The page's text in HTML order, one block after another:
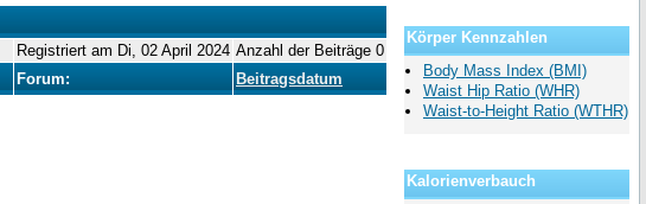
Registriert am Di, 02 April 2024 Anzahl der Beiträge 0
Forum: Beitragsdatum
Körper Kennzahlen
Body Mass Index (BMI)
Waist Hip Ratio (WHR)
Waist-to-Height Ratio (WTHR)
Kalorienverbauch